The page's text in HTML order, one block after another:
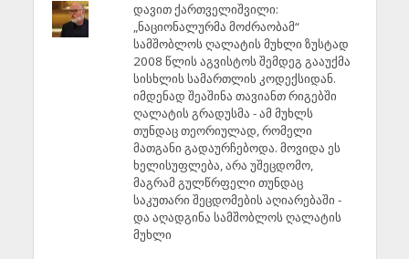
დავით ქართველიშვილი:
„ნაციონალურმა მოძრაობამ“
სამშობლოს ღალატის მუხლი ზუსტად
2008 წლის აგვისტოს შემდეგ გააუქმა
სისხლის სამართლის კოდექსიდან.
იმდენად შეაშინა თავიანთ რიგებში
ღალატის გრადუსმა - ამ მუხლს
თუნდაც თეორიულად, რომელი
მათგანი გადაურჩებოდა. მოვიდა ეს
ხელისუფლება, არა უშეცდომო,
მაგრამ გულწრფელი თუნდაც
საკუთარი შეცდომების აღიარებაში -
და აღადგინა სამშობლოს ღალატის
მუხლი